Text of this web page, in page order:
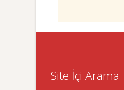
Site İçi Arama